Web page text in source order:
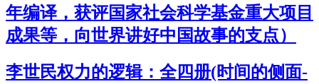
年编译，获评国家社会科学基金重大项目
成果等，向世界讲好中国故事的支点）
李世民权力的逻辑：全四册(时间的侧面-